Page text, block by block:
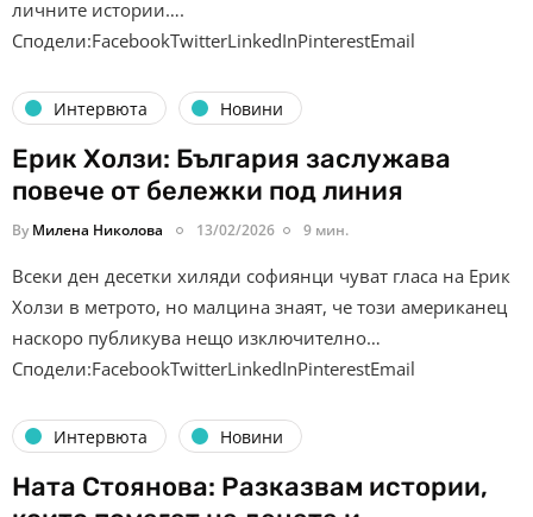
личните истории….
Сподели:FacebookTwitterLinkedInPinterestEmail
Интервюта Новини
Ерик Холзи: България заслужава
повече от бележки под линия
By Милена Николова 13/02/2026 9 мин.
Всеки ден десетки хиляди софиянци чуват гласа на Ерик
Холзи в метрото, но малцина знаят, че този американец
наскоро публикува нещо изключително…
Сподели:FacebookTwitterLinkedInPinterestEmail
Интервюта Новини
Ната Стоянова: Разказвам истории,